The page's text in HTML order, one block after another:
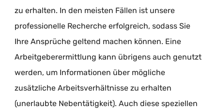
zu erhalten. In den meisten Fällen ist unsere
professionelle Recherche erfolgreich, sodass Sie
Ihre Ansprüche geltend machen können. Eine
Arbeitgeberermittlung kann übrigens auch genutzt
werden, um Informationen über mögliche
zusätzliche Arbeitsverhältnisse zu erhalten
(unerlaubte Nebentätigkeit). Auch diese speziellen